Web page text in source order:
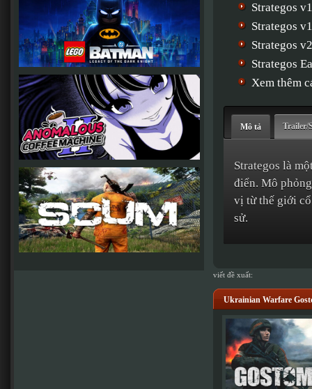
Strategos
Strategos
Strategos
Strategos
Xem thêm
Mô tả Trailer/
Strategos là
điển. Mô
vị từ thế giới
sử.
viết đề xuất:
Ukrainian Warfare